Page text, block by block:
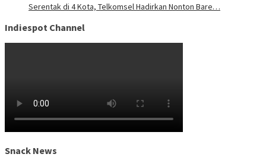
Serentak di 4 Kota, Telkomsel Hadirkan Nonton Bare…
Indiespot Channel
Snack News